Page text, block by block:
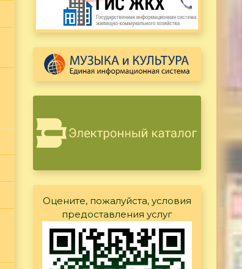
Оцените, пожалуйста, условия
предоставления услуг